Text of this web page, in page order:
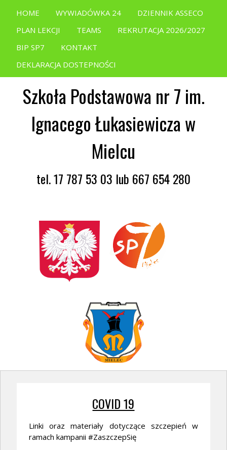
HOME WYWIADÓWKA 24
DZIENNIK ASSECO
PLAN LEKCJI
TEAMS
REKRUTACJA 2026/2027
BIP SP7
KONTAKT
DEKLARACJA DOSTEPNOŚCI
Szkoła Podstawowa nr 7 im.
Ignacego Łukasiewicza w
Mielcu
tel. 17 787 53 03 lub 667 654 280
COVID 19
Linki oraz materiały dotyczące szczepień w
ramach kampanii #ZaszczepSię